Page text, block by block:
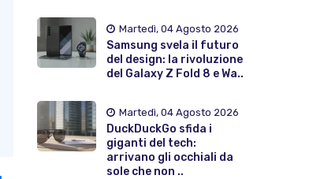
Martedì, 04 Agosto 2026
Samsung svela il futuro
del design: la rivoluzione
del Galaxy Z Fold 8 e Wa..
Martedì, 04 Agosto 2026
DuckDuckGo sfida i
giganti del tech:
arrivano gli occhiali da
sole che non ..